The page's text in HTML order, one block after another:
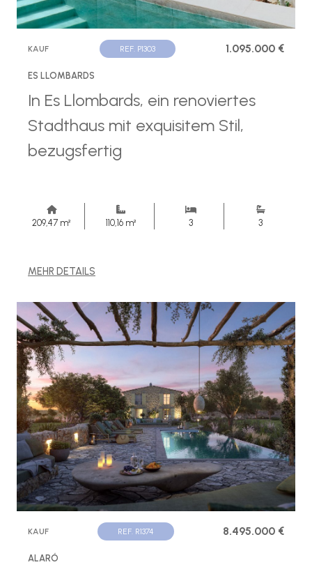
KAUF REF. P1303 1.095.000 €
ES LLOMBARDS
In Es Llombards, ein renoviertes
Stadthaus mit exquisitem Stil,
bezugsfertig
209,47 m² 110,16 m² 3 3
MEHR DETAILS
KAUF REF. R1374 8.495.000 €
ALARÓ